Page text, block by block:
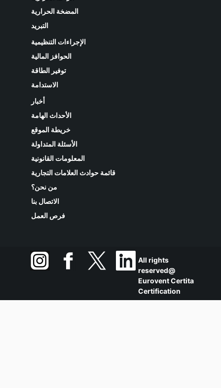
المضخة الحرارية
الإجراءات التنظيمية
الحوافز المالية
توفير الطاقة
الاستدامة
الأحداث الهامة
خريطة الموقع
الأسئلة المتداولة
المعلومات القانونية
قائمة حوادث العلامات التجارية
من نحن؟
الاتصال بنا
فرص العمل
All rights
reserved@
Eurovent Certita
Certification